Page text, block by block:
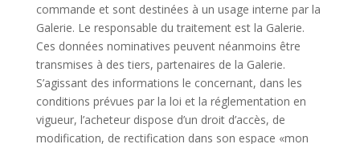
commande et sont destinées à un usage interne par la
Galerie. Le responsable du traitement est la Galerie.
Ces données nominatives peuvent néanmoins être
transmises à des tiers, partenaires de la Galerie.
S’agissant des informations le concernant, dans les
conditions prévues par la loi et la réglementation en
vigueur, l’acheteur dispose d’un droit d’accès, de
modification, de rectification dans son espace «mon